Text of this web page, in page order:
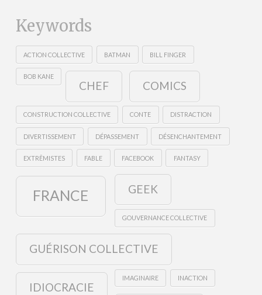
Keywords
ACTION COLLECTIVE BATMAN BILL FINGER
BOB KANE
CHEF COMICS
CONSTRUCTION COLLECTIVE CONTE DISTRACTION
DIVERTISSEMENT DÉPASSEMENT DÉSENCHANTEMENT
EXTRÊMISTES FABLE FACEBOOK FANTASY
FRANCE GEEK
GOUVERNANCE COLLECTIVE
GUÉRISON COLLECTIVE
IDIOCRACIE
IMAGINAIRE INACTION